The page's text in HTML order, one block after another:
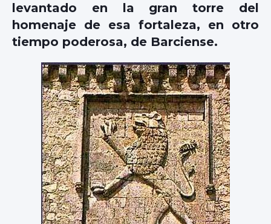
levantado en la gran torre del
homenaje de esa fortaleza, en otro
tiempo poderosa, de Barciense.